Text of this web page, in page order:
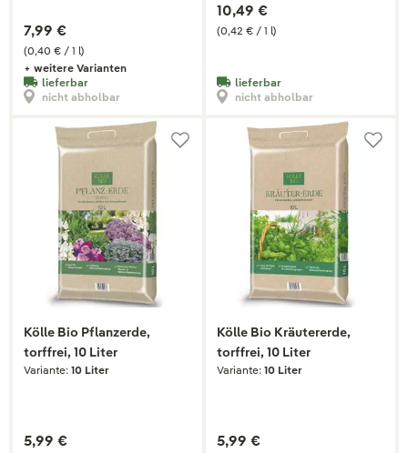
(0,40 € / 1 l)
7,99 €
+ weitere Varianten
lieferbar
nicht abholbar
(0,42 € / 1 l)
10,49 €
lieferbar
nicht abholbar
Kölle Bio Pflanzerde,
torffrei, 10 Liter
Variante: 10 Liter
5,99 €
Kölle Bio Kräutererde,
torffrei, 10 Liter
Variante: 10 Liter
5,99 €